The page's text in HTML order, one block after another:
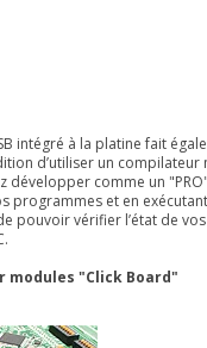
intégré à la platine fait
d’utiliser un compilateur
développer comme un
programmes et en
pouvoir vérifier l’état de
modules "Click Board"